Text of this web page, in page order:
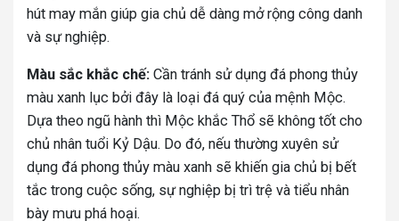
hút may mắn giúp gia chủ dễ dàng mở rộng công danh
và sự nghiệp.
Màu sắc khắc chế: Cần tránh sử dụng đá phong thủy
màu xanh lục bởi đây là loại đá quý của mệnh Mộc.
Dựa theo ngũ hành thì Mộc khắc Thổ sẽ không tốt cho
chủ nhân tuổi Kỷ Dậu. Do đó, nếu thường xuyên sử
dụng đá phong thủy màu xanh sẽ khiến gia chủ bị bết
tắc trong cuộc sống, sự nghiệp bị trì trệ và tiểu nhân
bày mưu phá hoại.